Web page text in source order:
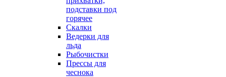
подставки под
горячее
Скалки
Ведерки для
льда
Рыбочистки
Прессы для
чеснока